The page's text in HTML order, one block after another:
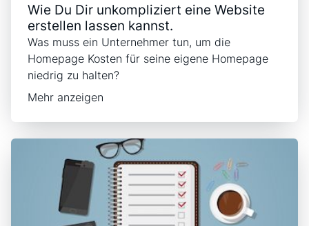
Wie Du Dir unkompliziert eine Website
erstellen lassen kannst.
Was muss ein Unternehmer tun, um die
Homepage Kosten für seine eigene Homepage
niedrig zu halten?
Mehr anzeigen